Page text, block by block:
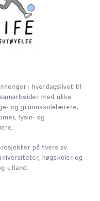
i hverdagslivet til
med ulike
og grunnskolelærere,
fysio- og
på tvers av
høgskoler og
utland.